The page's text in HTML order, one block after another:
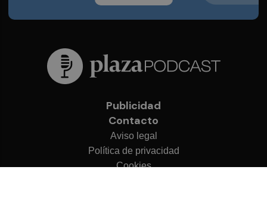
Publicidad
Contacto
Aviso legal
Política de privacidad
Cookies